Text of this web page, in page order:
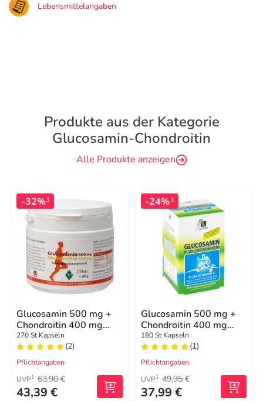
Lebensmittelangaben
Produkte aus der Kategorie
Glucosamin-Chondroitin
Alle Produkte anzeigen
-32%3
Glucosamin 500 mg +
Chondroitin 400 mg
Kapseln
270 St Kapseln
(2)
Pflichtangaben
UVP1 63,90 €
43,39 €
-24%3
Glucosamin 500 mg +
Chondroitin 400 mg
Kapseln
180 St Kapseln
(1)
Pflichtangaben
UVP1 49,95 €
37,99 €